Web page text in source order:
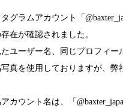
グラムアカウント「
在が確認されました。
ユーザー名、同じプロフィー
真を使用しておりますが、弊
カウント名は、「